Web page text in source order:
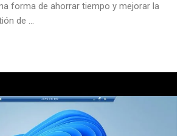
forma de ahorrar tiempo y mejorar la
de ...